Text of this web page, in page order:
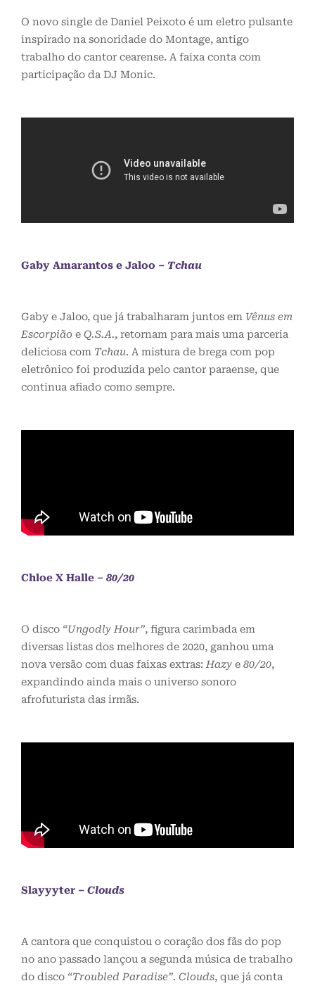
O novo single de Daniel Peixoto é um eletro pulsante
inspirado na sonoridade do Montage, antigo
trabalho do cantor cearense. A faixa conta com
participação da DJ Monic.
Gaby Amarantos e Jaloo – Tchau
Gaby e Jaloo, que já trabalharam juntos em Vênus em
Escorpião e Q.S.A., retornam para mais uma parceria
deliciosa com Tchau. A mistura de brega com pop
eletrônico foi produzida pelo cantor paraense, que
continua afiado como sempre.
Chloe X Halle – 80/20
O disco “Ungodly Hour”, figura carimbada em
diversas listas dos melhores de 2020, ganhou uma
nova versão com duas faixas extras: Hazy e 80/20,
expandindo ainda mais o universo sonoro
afrofuturista das irmãs.
Slayyyter – Clouds
A cantora que conquistou o coração dos fãs do pop
no ano passado lançou a segunda música de trabalho
do disco “Troubled Paradise”. Clouds, que já conta